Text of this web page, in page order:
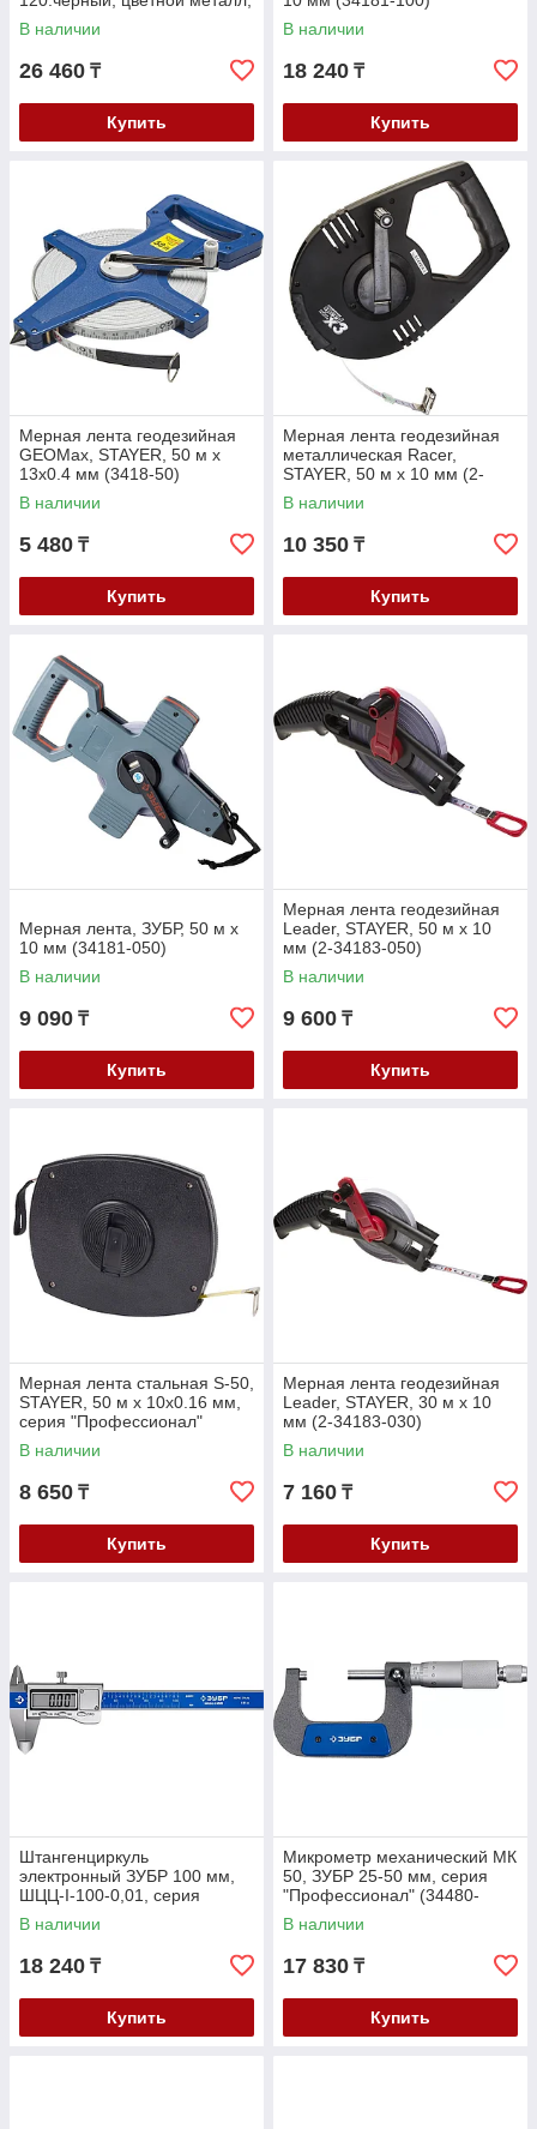
проводка, дерево (45298)
В наличии
26 460 ₸
Купить
В наличии
18 240 ₸
Купить
Мерная лента геодезийная
GEOMax, STAYER, 50 м х
13х0.4 мм (3418-50)
В наличии
5 480 ₸
Купить
Мерная лента геодезийная
металлическая Racer,
STAYER, 50 м х 10 мм (2-
34186-050)
В наличии
10 350 ₸
Купить
Мерная лента, ЗУБР, 50 м х
10 мм (34181-050)
В наличии
9 090 ₸
Купить
Мерная лента геодезийная
Leader, STAYER, 50 м х 10
мм (2-34183-050)
В наличии
9 600 ₸
Купить
Мерная лента стальная S-50,
STAYER, 50 м х 10х0.16 мм,
серия "Профессионал"
(3416-50_z01)
В наличии
8 650 ₸
Купить
Мерная лента геодезийная
Leader, STAYER, 30 м х 10
мм (2-34183-030)
В наличии
7 160 ₸
Купить
Штангенциркуль
электронный ЗУБР 100 мм,
ШЦЦ-I-100-0,01, серия
"Профессионал" (34463-100)
В наличии
18 240 ₸
Купить
Микрометр механический МК
50, ЗУБР 25-50 мм, серия
"Профессионал" (34480-
50_z02)
В наличии
17 830 ₸
Купить